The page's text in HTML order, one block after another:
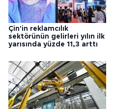
Çin'in reklamcılık
sektörünün gelirleri yılın ilk
yarısında yüzde 11,3 arttı